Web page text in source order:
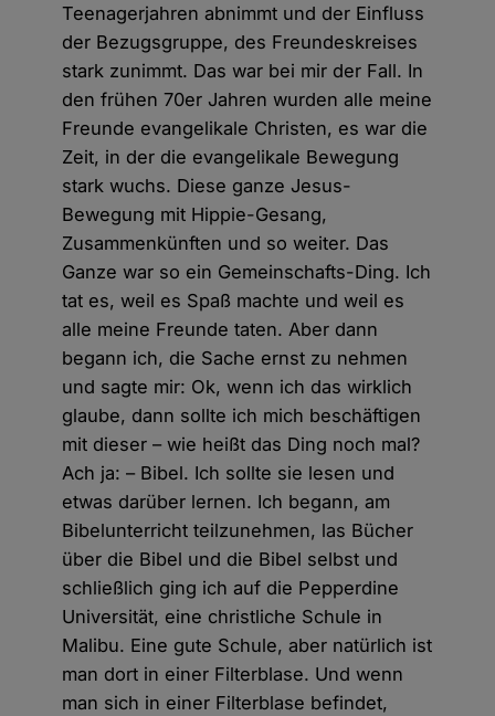
Teenagerjahren abnimmt und der Einfluss
der Bezugsgruppe, des Freundeskreises
stark zunimmt. Das war bei mir der Fall. In
den frühen 70er Jahren wurden alle meine
Freunde evangelikale Christen, es war die
Zeit, in der die evangelikale Bewegung
stark wuchs. Diese ganze Jesus-
Bewegung mit Hippie-Gesang,
Zusammenkünften und so weiter. Das
Ganze war so ein Gemeinschafts-Ding. Ich
tat es, weil es Spaß machte und weil es
alle meine Freunde taten. Aber dann
begann ich, die Sache ernst zu nehmen
und sagte mir: Ok, wenn ich das wirklich
glaube, dann sollte ich mich beschäftigen
mit dieser – wie heißt das Ding noch mal?
Ach ja: – Bibel. Ich sollte sie lesen und
etwas darüber lernen. Ich begann, am
Bibelunterricht teilzunehmen, las Bücher
über die Bibel und die Bibel selbst und
schließlich ging ich auf die Pepperdine
Universität, eine christliche Schule in
Malibu. Eine gute Schule, aber natürlich ist
man dort in einer Filterblase. Und wenn
man sich in einer Filterblase befindet,